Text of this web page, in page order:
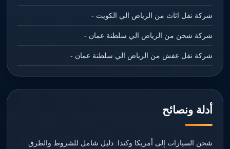
شركة نقل اثاث من الرياض الي الكويت -
شركة شحن من الرياض الي سلطنة عمان -
شركة نقل عفش من الرياض الي سلطنة عمان -
أدلة ونصائح
شحن السيارات إلى أمريكا وكندا: دليل شامل للشروط والطرق